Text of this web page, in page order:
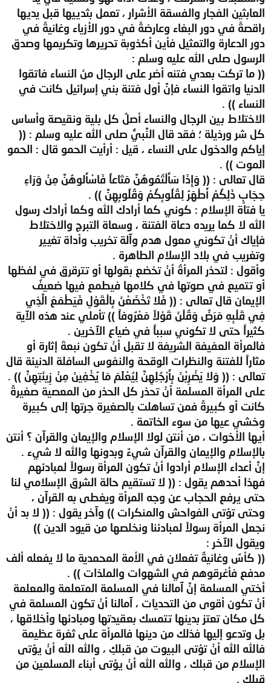
العابثين الفجار والفسقة الأشرار ، تعمل بثدييها قبل يديها
راقصةً في دور البغاء وعارضةً في دور الأزياء وغانيةً في
دور الدعارة والتمثيل فأين أكذوبة تحريرها وتكريمها وصدق
الرسول صلى الله عليه وسلم :
(( ما تركت بعدي فتنه أضر على الرجال منَ النساء فاتقوا
الدنيا واتقوا النساء فإنَّ أول فتنة بني إسرائيل كانت في
النساء )) .
الاختلاط بين الرجال والنساء أصلُ كل بلية ونقيصة وأساس
كل شر ورذيلة ؛ فقد قال النَّبيُّ صلى الله عليه وسلم : ((
إياكم والدخول على النساء ، قيل : أرأيت الحمو قال : الحمو
الموت )) .
قال تعالى : (( وَإِذَا سَأَلْتُمُوهُنَّ مَتَاعاً فَاسْأَلوهُنَّ مِنْ وَرَاءِ
حِجَابٍ ذَلِكُمْ أَطْهَرُ لِقُلُوبِكُمْ وَقُلُوبِهِنَّ )) .
يا فتاة الإسلام : كوني كما أرادك الله وكما أرادك رسول
الله لا كما يريده دعاة الفتنة ، وسعاة التبرج والاختلاط
فإياك أنْ تكوني معول هدم وآلة تخريب وأداة تغيير
وتغريب في بلاد الإسلام الطاهرة .
وأقول : لتحذر المرأةُ أنْ تخضع بقولها أو تترقرق في لفظها
أو تتميع في صوتها في كلامها فيطمع فيها ضعيفُ
الإيمان قال تعالى : (( فَلا تَخْضَعْنَ بِالْقَوْلِ فَيَطْمَعَ الَّذِي
فِي قَلْبِهِ مَرَضٌ وَقُلْنَ قَوْلاً مَعْرُوفاً )) تأملي عند هذه الآية
كثيراً حتى لا تكوني سبباً في ضياع الآخرين .
فالمرأة العفيفة الشريفة لا تقبل أنْ تكون نبعةَ إثارة أو
مثاراً للفتنة والنظرات الوقحة والنفوس السافلة الدنيئة قال
تعالى : (( وَلا يَضْرِبْنَ بِأَرْجُلِهِنَّ لِيُعْلَمَ مَا يُخْفِينَ مِنْ زِينَتِهِنَّ )) .
على المرأة المسلمة أنْ تحذر كل الحذر من المعصية صغيرةً
كانت أو كبيرةً فمن تساهلت بالصغيرة جرتها إلى كبيرة
وخشي عيها من سوء الخاتمة .
أيها الأخوات ، من أنتن لولا الإسلام والإيمان والقرآن ؟ أنتن
بالإسلام والإيمان والقرآن شيءٌ وبدونها والله لا شيء .
إنَّ أعداء الإسلام أرادوا أنْ تكون المرأة رسولاً لمبادئهم
فهذا أحدهم يقول : (( لا تستقيم حالة الشرق الإسلامي لنا
حتى يرفع الحجاب عن وجه المرأة ويغطى به القرآن ،
وحتى تؤتى الفواحش والمنكرات )) وآخر يقول : (( لا بد أنْ
نجعل المرأة رسولاً لمبادئنا ونخلصها من قيود الدين ))
ويقول الآخر :
(( كأسٌ وغانيةٌ تفعلان في الأمة المحمدية ما لا يفعله ألف
مدفع فأغرقوهم في الشهوات والملذات )) .
أختي المسلمة إنَّ آمالنا في المسلمة المتعلمة والمعلمة
أنْ تكون أقوى من التحديات ، آمالنا أنْ تكون المسلمة في
كل مكان تعتز بدينها تتمسك بعقيدتها ومبادئها وأخلاقها ،
بل وتدعو إليها فذلك من دينها فالمرأة على ثغرة عظيمة
فالله الله أنْ تؤتى البيوت من قبلكِ ، والله الله أنْ يؤتى
الإسلام من قبلك ، والله الله أنْ يؤتى أبناء المسلمين من
قبلك .